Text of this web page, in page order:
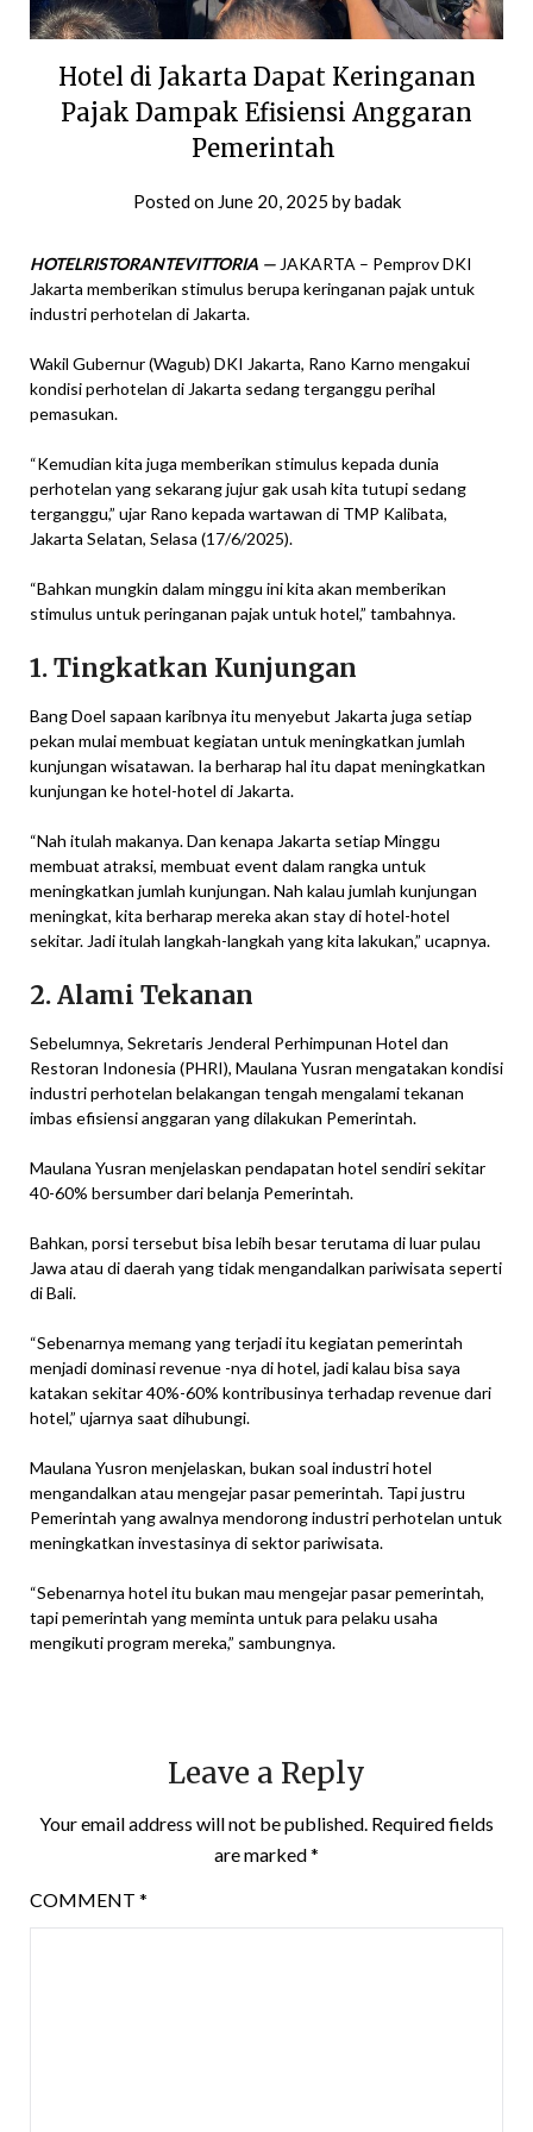
Hotel di Jakarta Dapat Keringanan
Pajak Dampak Efisiensi Anggaran
Pemerintah
Posted on June 20, 2025 bybadak
HOTELRISTORANTEVITTORIA — JAKARTA – Pemprov DKI
Jakarta memberikan stimulus berupa keringanan pajak untuk
industri perhotelan di Jakarta.
Wakil Gubernur (Wagub) DKI Jakarta, Rano Karno mengakui
kondisi perhotelan di Jakarta sedang terganggu perihal
pemasukan.
“Kemudian kita juga memberikan stimulus kepada dunia
perhotelan yang sekarang jujur gak usah kita tutupi sedang
terganggu,” ujar Rano kepada wartawan di TMP Kalibata,
Jakarta Selatan, Selasa (17/6/2025).
“Bahkan mungkin dalam minggu ini kita akan memberikan
stimulus untuk peringanan pajak untuk hotel,” tambahnya.
1. Tingkatkan Kunjungan
Bang Doel sapaan karibnya itu menyebut Jakarta juga setiap
pekan mulai membuat kegiatan untuk meningkatkan jumlah
kunjungan wisatawan. Ia berharap hal itu dapat meningkatkan
kunjungan ke hotel-hotel di Jakarta.
“Nah itulah makanya. Dan kenapa Jakarta setiap Minggu
membuat atraksi, membuat event dalam rangka untuk
meningkatkan jumlah kunjungan. Nah kalau jumlah kunjungan
meningkat, kita berharap mereka akan stay di hotel-hotel
sekitar. Jadi itulah langkah-langkah yang kita lakukan,” ucapnya.
2. Alami Tekanan
Sebelumnya, Sekretaris Jenderal Perhimpunan Hotel dan
Restoran Indonesia (PHRI), Maulana Yusran mengatakan kondisi
industri perhotelan belakangan tengah mengalami tekanan
imbas efisiensi anggaran yang dilakukan Pemerintah.
Maulana Yusran menjelaskan pendapatan hotel sendiri sekitar
40-60% bersumber dari belanja Pemerintah.
Bahkan, porsi tersebut bisa lebih besar terutama di luar pulau
Jawa atau di daerah yang tidak mengandalkan pariwisata seperti
di Bali.
“Sebenarnya memang yang terjadi itu kegiatan pemerintah
menjadi dominasi revenue -nya di hotel, jadi kalau bisa saya
katakan sekitar 40%-60% kontribusinya terhadap revenue dari
hotel,” ujarnya saat dihubungi.
Maulana Yusron menjelaskan, bukan soal industri hotel
mengandalkan atau mengejar pasar pemerintah. Tapi justru
Pemerintah yang awalnya mendorong industri perhotelan untuk
meningkatkan investasinya di sektor pariwisata.
“Sebenarnya hotel itu bukan mau mengejar pasar pemerintah,
tapi pemerintah yang meminta untuk para pelaku usaha
mengikuti program mereka,” sambungnya.
Leave a Reply
Your email address will not be published. Required fields
are marked*
COMMENT *